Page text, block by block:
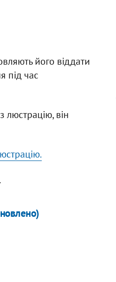
його віддати
під час
він